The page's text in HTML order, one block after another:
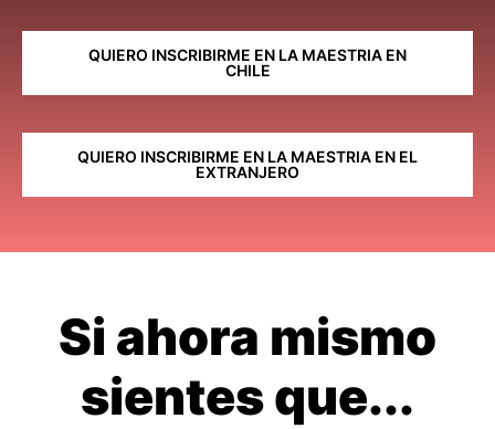
QUIERO INSCRIBIRME EN LA MAESTRIA EN
CHILE
QUIERO INSCRIBIRME EN LA MAESTRIA EN EL
EXTRANJERO
Si ahora mismo
sientes que...